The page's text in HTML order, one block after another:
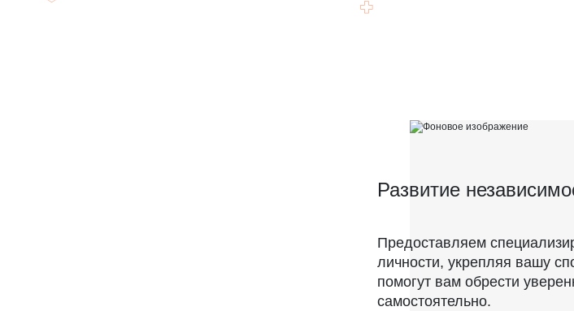
Развитие
Предоставляем
личности, укрепляя вашу
помогут вам обрести
самостоятельно.